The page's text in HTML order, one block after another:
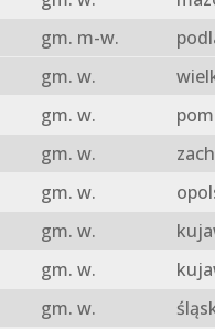
gm. m-w.
gm. w.
gm. w.
gm. w.
gm. w.
gm. w.
gm. w.
gm. w.